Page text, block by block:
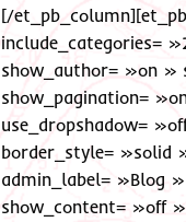
[/
include_categories=
show_author= »on »
show_pagination=
use_dropshadow=
border_style= »solid
admin_label= »Blog
show_content= »off